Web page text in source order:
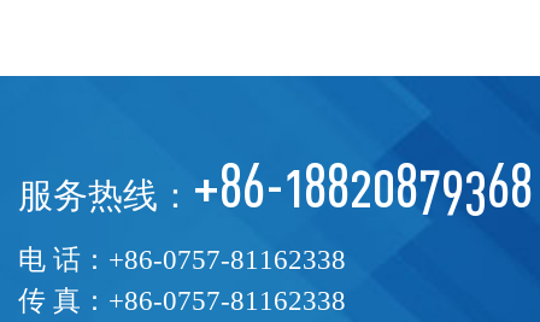
服务热线： +86-18820879368
电 话：+86-0757-81162338
传 真：+86-0757-81162338